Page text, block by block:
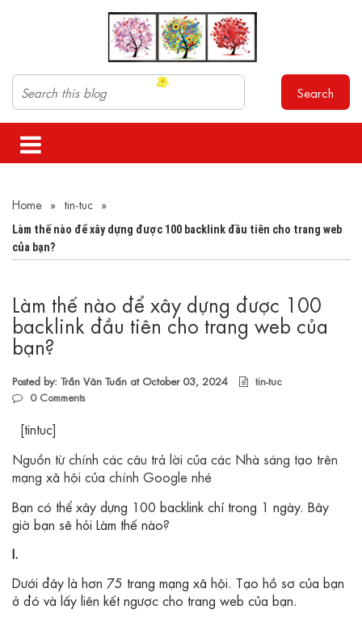
Search
Home » tin-tuc »
Làm thế nào để xây dựng được 100 backlink đầu tiên cho trang web
của bạn?
Làm thế nào để xây dựng được 100
backlink đầu tiên cho trang web của
bạn?
Posted by: Trần Văn Tuấn at October 03, 2024
tin-tuc
0Comments
[tintuc]
Nguồn từ chính các câu trả lời của các Nhà sáng tạo trên
mạng xã hội của chính Google nhé
Bạn có thể xây dựng 100 backlink chỉ trong 1 ngày. Bây
giờ bạn sẽ hỏi Làm thế nào?
I.
Dưới đây là hơn 75 trang mạng xã hội. Tạo hồ sơ của bạn
ở đó và lấy liên kết ngược cho trang web của bạn.